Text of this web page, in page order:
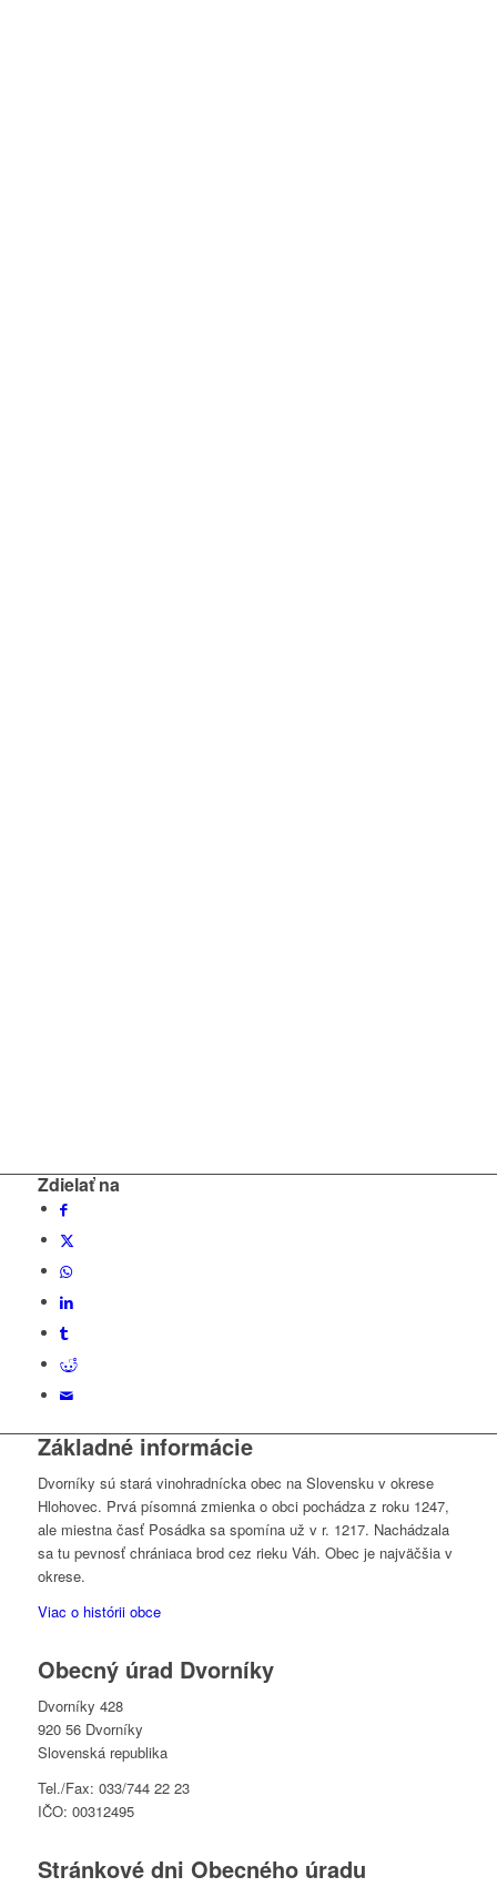
Zdielať na
Základné informácie
Dvorníky sú stará vinohradnícka obec na Slovensku v okrese
Hlohovec. Prvá písomná zmienka o obci pochádza z roku 1247,
ale miestna časť Posádka sa spomína už v r. 1217. Nachádzala
sa tu pevnosť chrániaca brod cez rieku Váh. Obec je najväčšia v
okrese.
Viac o histórii obce
Obecný úrad Dvorníky
Dvorníky 428
920 56 Dvorníky
Slovenská republika
Tel./Fax: 033/744 22 23
IČO: 00312495
Stránkové dni Obecného úradu